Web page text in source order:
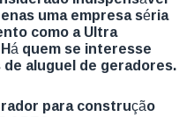
uma empresa séria
como a Ultra
quem se interesse
aluguel de geradores.
para construção